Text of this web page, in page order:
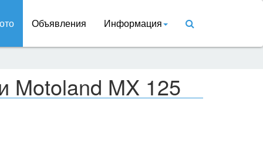
Объявления Информация
Motoland MX 125